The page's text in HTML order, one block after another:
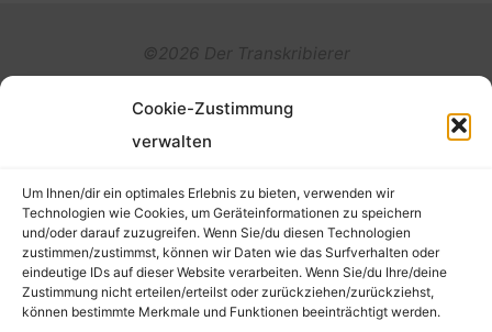
Cookie-Zustimmung
verwalten
Um Ihnen/dir ein optimales Erlebnis zu bieten, verwenden wir
Technologien wie Cookies, um Geräteinformationen zu speichern
und/oder darauf zuzugreifen. Wenn Sie/du diesen Technologien
zustimmen/zustimmst, können wir Daten wie das Surfverhalten oder
eindeutige IDs auf dieser Website verarbeiten. Wenn Sie/du Ihre/deine
Zustimmung nicht erteilen/erteilst oder zurückziehen/zurückziehst,
können bestimmte Merkmale und Funktionen beeinträchtigt werden.
©2026 Der Transkribierer
Datenschutz
Cookie-Richtlinie (EU)
to
Top